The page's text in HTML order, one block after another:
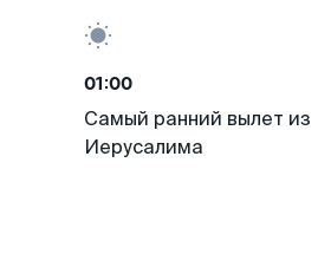
01:00
Самый ранний вылет из
Иерусалима